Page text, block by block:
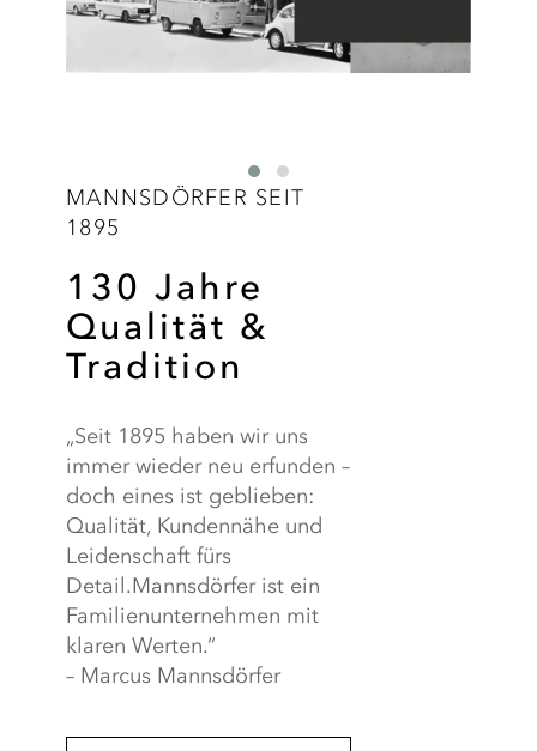
MANNSDÖRFER SEIT
1895
130 Jahre
Qualität &
Tradition
„Seit 1895 haben wir uns
immer wieder neu erfunden –
doch eines ist geblieben:
Qualität, Kundennähe und
Leidenschaft fürs
Detail.Mannsdörfer ist ein
Familienunternehmen mit
klaren Werten.“
– Marcus Mannsdörfer